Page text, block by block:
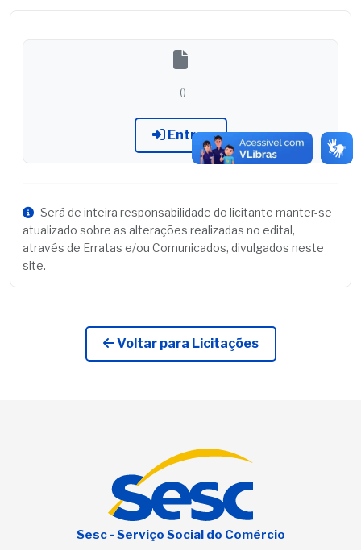
()
Entrar
Será de inteira responsabilidade do licitante manter-se
atualizado sobre as alterações realizadas no edital,
através de Erratas e/ou Comunicados, divulgados neste
site.
Voltar para Licitações
Sesc - Serviço Social do Comércio